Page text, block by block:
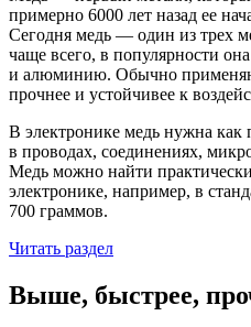
примерно 6000 лет назад ее
Сегодня медь — один из трех
чаще всего, в популярности
и алюминию. Обычно
прочнее и устойчивее к
В электронике медь нужна
в проводах, соединениях,
Медь можно найти
электронике, например, в
700 граммов.
Читать раздел
Выше, быстрее,